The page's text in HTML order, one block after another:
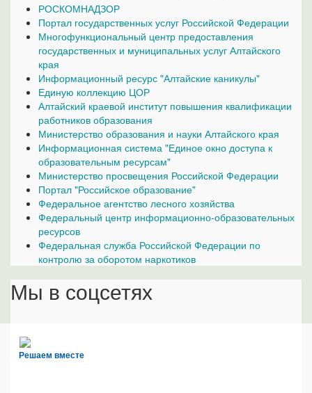
РОСКОМНАДЗОР
Портал государственных услуг Российской Федерации
Многофункциональный центр предоставления
государственных и муниципальных услуг Алтайского
края
Информационный ресурс "Алтайские каникулы"
Единую коллекцию ЦОР
Алтайский краевой институт повышения квалификации
работников образования
Министерство образования и науки Алтайского края
Информационная система "Единое окно доступа к
образовательным ресурсам"
Министерство просвещения Российской Федерации
Портал "Российское образование"
Федеральное агентство лесного хозяйства
Федеральный центр информационно-образовательных
ресурсов
Федеральная служба Российской Федерации по
контролю за оборотом наркотиков
Мы в соцсетях
Решаем вместе